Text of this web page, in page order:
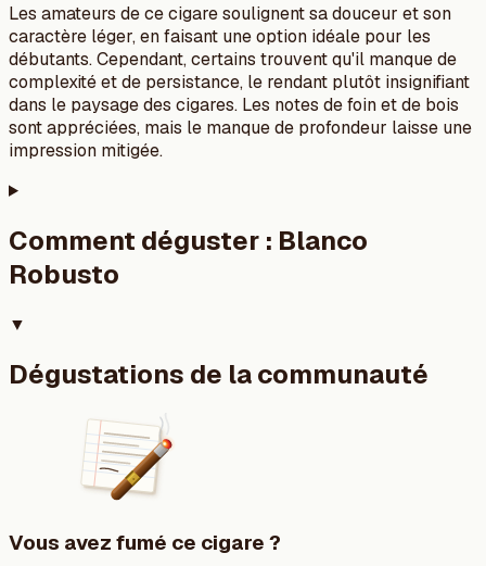
Les amateurs de ce cigare soulignent sa douceur et son
caractère léger, en faisant une option idéale pour les
débutants. Cependant, certains trouvent qu'il manque de
complexité et de persistance, le rendant plutôt insignifiant
dans le paysage des cigares. Les notes de foin et de bois
sont appréciées, mais le manque de profondeur laisse une
impression mitigée.
Comment déguster : Blanco
Robusto
▼
Dégustations de la communauté
Vous avez fumé ce cigare ?